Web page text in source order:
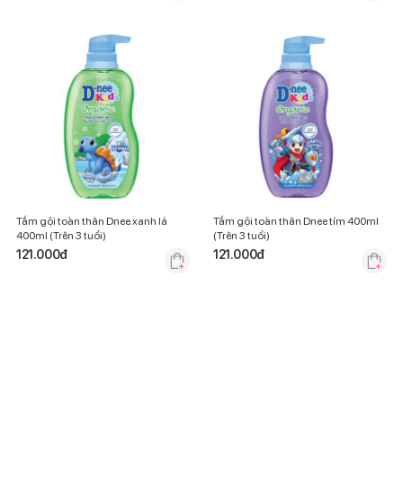
Tắm gội toàn thân Dnee xanh lá
400ml (Trên 3 tuổi)
121.000đ
Tắm gội toàn thân Dnee tím 400ml
(Trên 3 tuổi)
121.000đ